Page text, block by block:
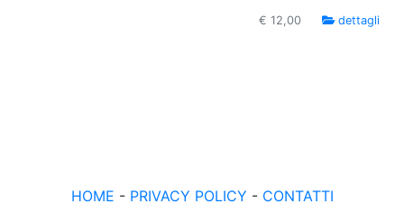
€ 12,00 dettagli
HOME - PRIVACY POLICY - CONTATTI